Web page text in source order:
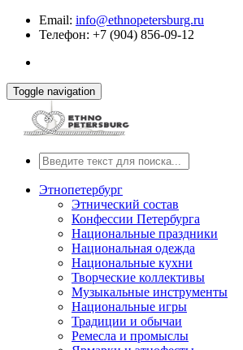
Email: info@ethnopetersburg.ru
Телефон: +7 (904) 856-09-12
Toggle navigation
Этнопетербург
Этнический состав
Конфессии Петербурга
Национальные праздники
Национальная одежда
Национальные кухни
Творческие коллективы
Музыкальные инструменты
Национальные игры
Традиции и обычаи
Ремесла и промыслы